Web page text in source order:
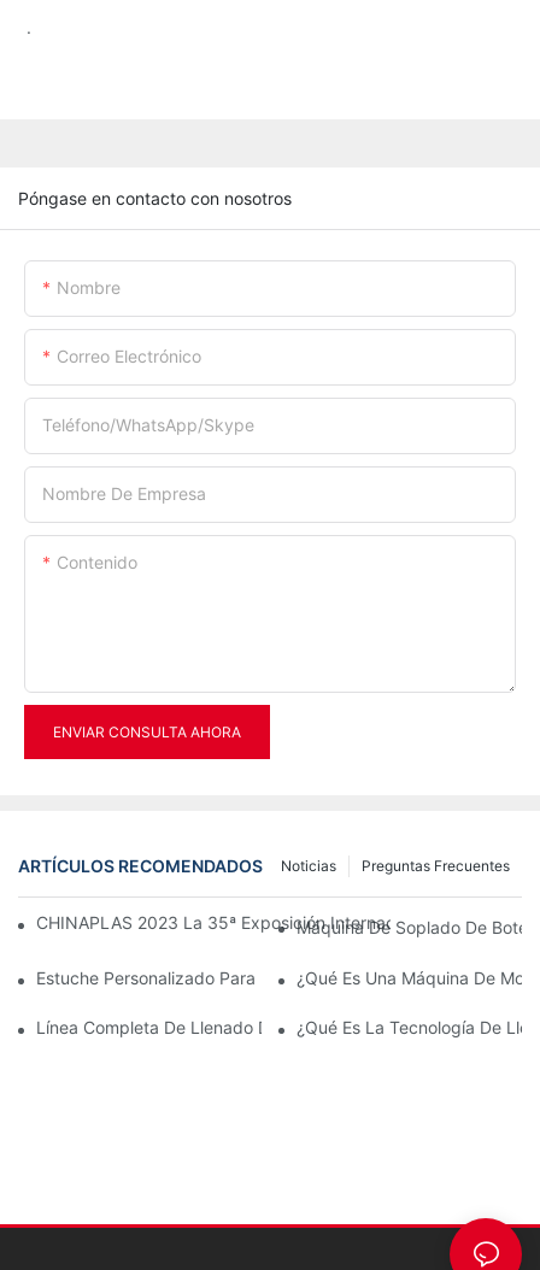
.
Póngase en contacto con nosotros
Nombre
Correo Electrónico
Teléfono/WhatsApp/Skype
Nombre De Empresa
Contenido
ENVIAR CONSULTA AHORA
ARTÍCULOS RECOMENDADOS Preguntas Frecuentes
Noticias
CHINAPLAS 2023 La 35ª Exposición Internacional De La
Máquina De Soplado De
Estuche Personalizado Para Máquina De Moldeo Por Soplado
¿Qué Es Una Máquina De
Línea Completa De Llenado De Botellas De Agua A 12.000 Bph
¿Qué Es La Tecnología De